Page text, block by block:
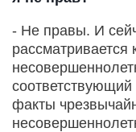
- Не правы. И
факты